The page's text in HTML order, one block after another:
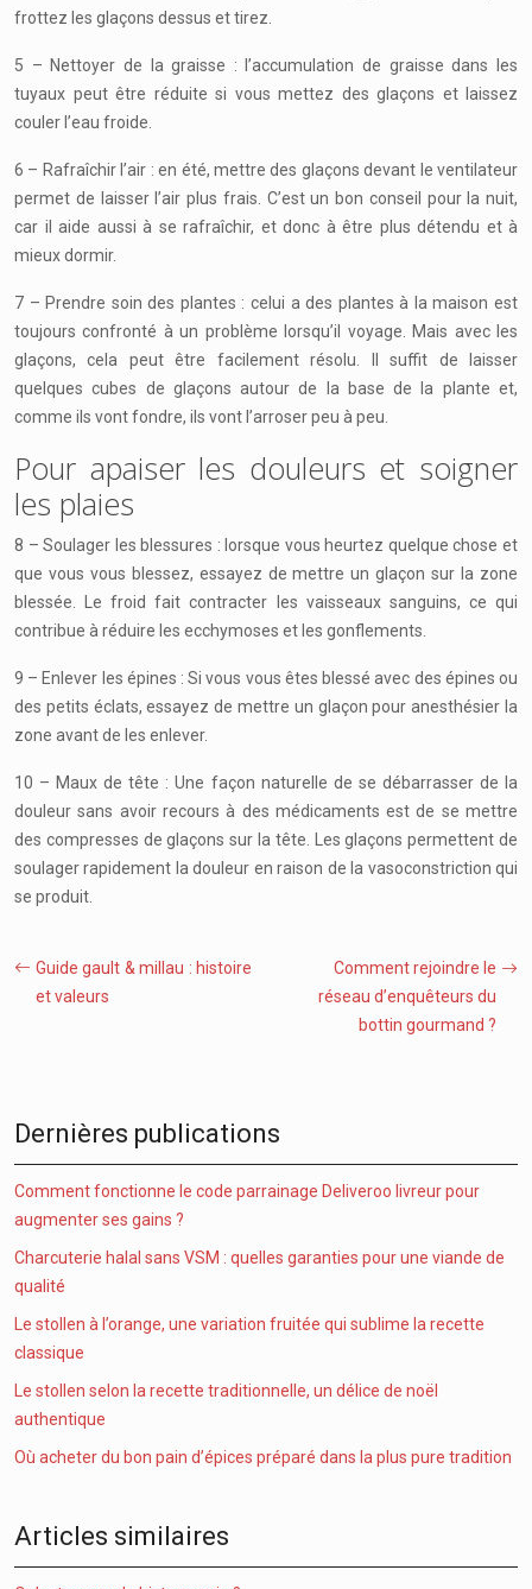
frottez les glaçons dessus et tirez.
5 – Nettoyer de la graisse : l’accumulation de graisse dans les
tuyaux peut être réduite si vous mettez des glaçons et laissez
couler l’eau froide.
6 – Rafraîchir l’air : en été, mettre des glaçons devant le ventilateur
permet de laisser l’air plus frais. C’est un bon conseil pour la nuit,
car il aide aussi à se rafraîchir, et donc à être plus détendu et à
mieux dormir.
7 – Prendre soin des plantes : celui a des plantes à la maison est
toujours confronté à un problème lorsqu’il voyage. Mais avec les
glaçons, cela peut être facilement résolu. Il suffit de laisser
quelques cubes de glaçons autour de la base de la plante et,
comme ils vont fondre, ils vont l’arroser peu à peu.
Pour apaiser les douleurs et soigner
les plaies
8 – Soulager les blessures : lorsque vous heurtez quelque chose et
que vous vous blessez, essayez de mettre un glaçon sur la zone
blessée. Le froid fait contracter les vaisseaux sanguins, ce qui
contribue à réduire les ecchymoses et les gonflements.
9 – Enlever les épines : Si vous vous êtes blessé avec des épines ou
des petits éclats, essayez de mettre un glaçon pour anesthésier la
zone avant de les enlever.
10 – Maux de tête : Une façon naturelle de se débarrasser de la
douleur sans avoir recours à des médicaments est de se mettre
des compresses de glaçons sur la tête. Les glaçons permettent de
soulager rapidement la douleur en raison de la vasoconstriction qui
se produit.
Guide gault & millau : histoire
et valeurs
Comment rejoindre le
réseau d’enquêteurs du
bottin gourmand ?
Dernières publications
Comment fonctionne le code parrainage Deliveroo livreur pour
augmenter ses gains ?
Charcuterie halal sans VSM : quelles garanties pour une viande de
qualité
Le stollen à l’orange, une variation fruitée qui sublime la recette
classique
Le stollen selon la recette traditionnelle, un délice de noël
authentique
Où acheter du bon pain d’épices préparé dans la plus pure tradition
Articles similaires